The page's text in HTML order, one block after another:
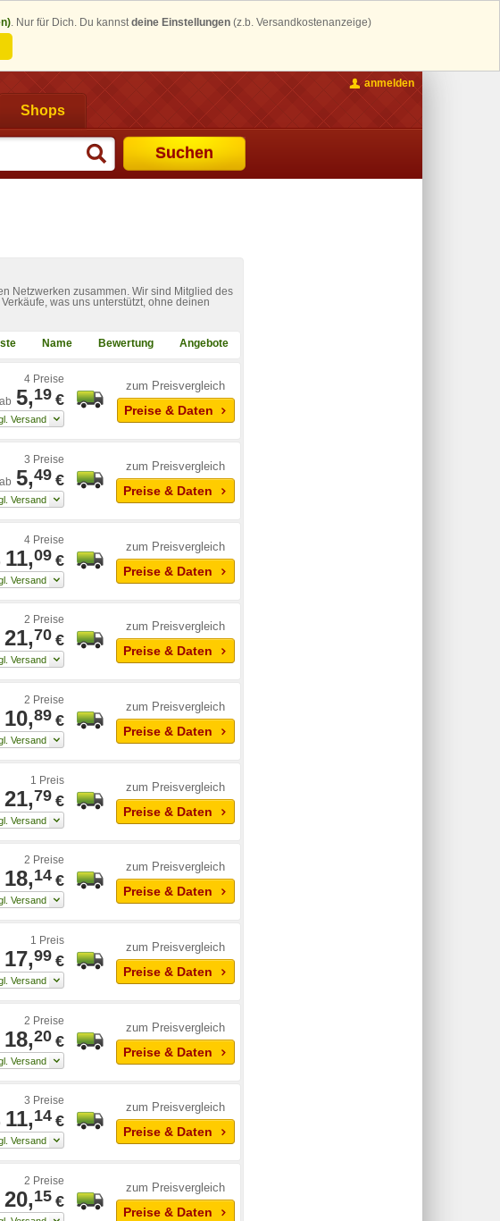
. Nur für Dich. Du kannstdeine Einstellungen (z.b. Versandkostenanzeige)
Shops
Suchen
anmelden
Netzwerken zusammen. Wir sind Mitglied des
was uns unterstützt, ohne deinen
Name Bewertung Angebote
4 Preise
ab 5,19 €
zum Preisvergleich
Preise & Daten
3 Preise
ab 5,49 €
zum Preisvergleich
Preise & Daten
4 Preise
11,09 €
zum Preisvergleich
Preise & Daten
2 Preise
21,70 €
zum Preisvergleich
Preise & Daten
2 Preise
10,89 €
zum Preisvergleich
Preise & Daten
1 Preis
21,79 €
zum Preisvergleich
Preise & Daten
2 Preise
18,14 €
zum Preisvergleich
Preise & Daten
1 Preis
17,99 €
zum Preisvergleich
Preise & Daten
2 Preise
18,20 €
zum Preisvergleich
Preise & Daten
3 Preise
11,14 €
zum Preisvergleich
Preise & Daten
2 Preise
20,15 €
zum Preisvergleich
Preise & Daten